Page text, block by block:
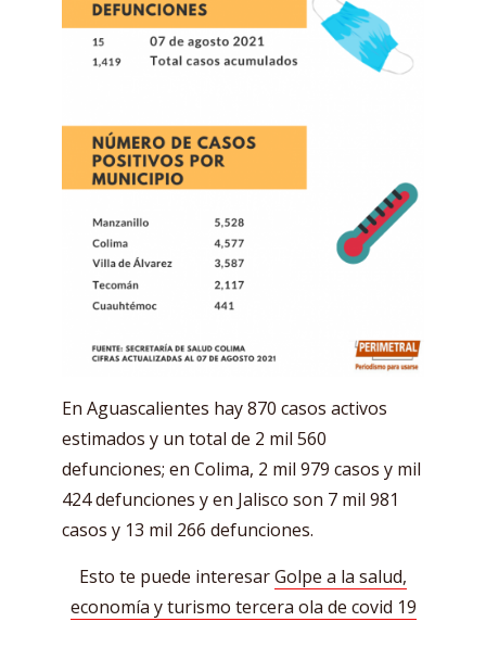
En Aguascalientes hay 870 casos activos
estimados y un total de 2 mil 560
defunciones; en Colima, 2 mil 979 casos y mil
424 defunciones y en Jalisco son 7 mil 981
casos y 13 mil 266 defunciones.
Esto te puede interesarGolpe a la salud,
economía y turismo tercera ola de covid 19